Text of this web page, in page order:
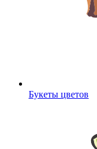
Букеты цветов